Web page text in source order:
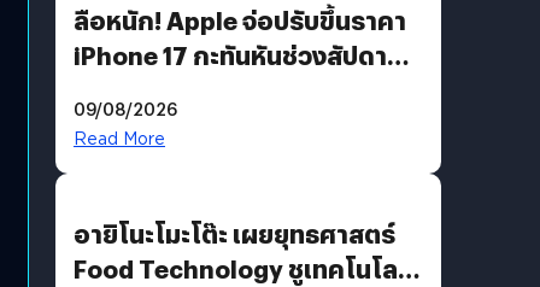
ลือหนัก! Apple จ่อปรับขึ้นราคา
iPhone 17 กะทันหันช่วงสัปดาห์ที่
09/08/2026
Read More
อายิโนะโมะโต๊ะ เผยยุทธศาสตร์
Food Technology ชูเทคโนโลยี